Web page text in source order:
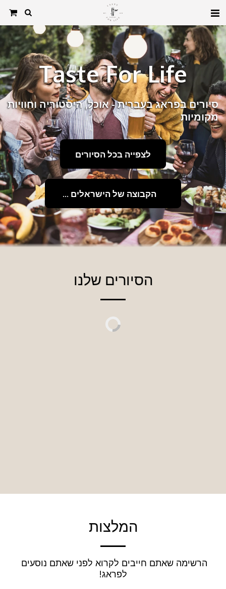
Taste For Life
סיורים בפראג בעברית - אוכל, היסטוריה וחוויות
מקומיות
לצפייה בכל הסיורים
הקבוצה של הישראלים בפראג
הסיורים שלנו
המלצות
לפראג!